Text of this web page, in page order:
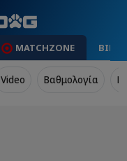
MATCHZONE
Video Βαθμολογία